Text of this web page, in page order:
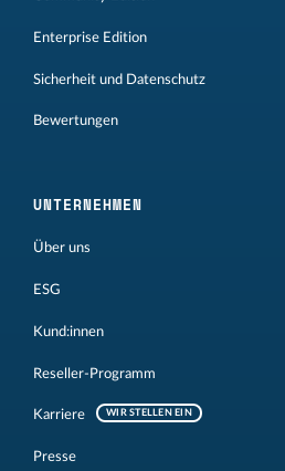
Enterprise Edition
Sicherheit und Datenschutz
Bewertungen
UNTERNEHMEN
Über uns
ESG
Kund:innen
Reseller-Programm
Karriere WIR STELLEN EIN
Presse